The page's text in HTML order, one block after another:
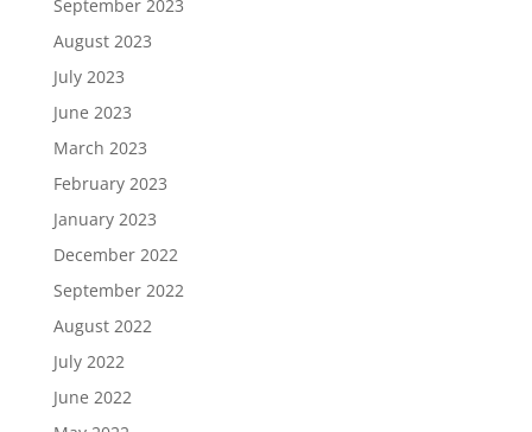
September 2023
August 2023
July 2023
June 2023
March 2023
February 2023
January 2023
December 2022
September 2022
August 2022
July 2022
June 2022